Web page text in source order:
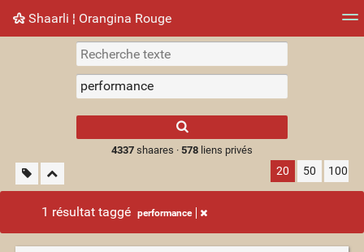
Shaarli ¦ Orangina Rouge
Nuage de tags Mur d'images
results.
4337shaares · 578liens privés
20 50 100
1 résultat taggé performance